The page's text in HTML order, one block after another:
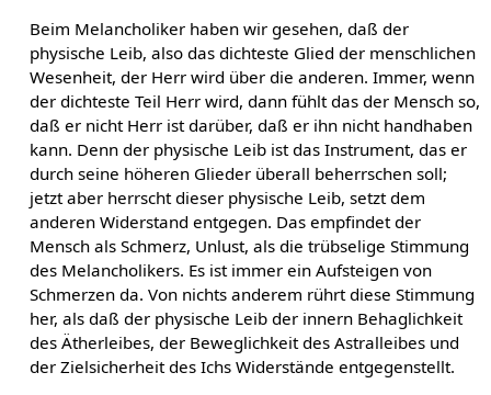
Beim Melancholiker haben wir gesehen, daß der
physische Leib, also das dichteste Glied der menschlichen
Wesenheit, der Herr wird über die anderen. Immer, wenn
der dichteste Teil Herr wird, dann fühlt das der Mensch so,
daß er nicht Herr ist darüber, daß er ihn nicht handhaben
kann. Denn der physische Leib ist das Instrument, das er
durch seine höheren Glieder überall beherrschen soll;
jetzt aber herrscht dieser physische Leib, setzt dem
anderen Widerstand entgegen. Das empfindet der
Mensch als Schmerz, Unlust, als die trübselige Stimmung
des Melancholikers. Es ist immer ein Aufsteigen von
Schmerzen da. Von nichts anderem rührt diese Stimmung
her, als daß der physische Leib der innern Behaglichkeit
des Ätherleibes, der Beweglichkeit des Astralleibes und
der Zielsicherheit des Ichs Widerstände entgegenstellt.